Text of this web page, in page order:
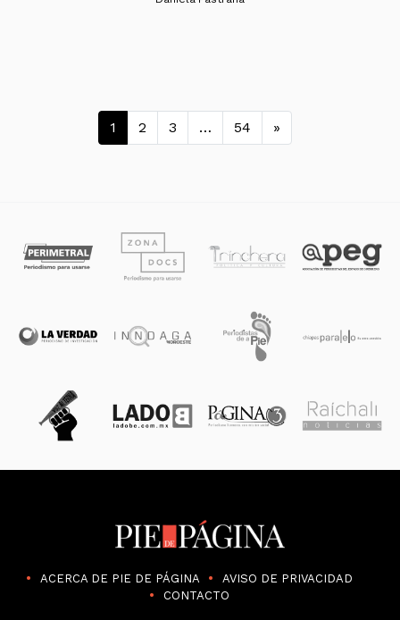
Navegación de entradas
1 2 3 … 54 »
ACERCA DE PIE DE PÁGINA
AVISO DE PRIVACIDAD
CONTACTO